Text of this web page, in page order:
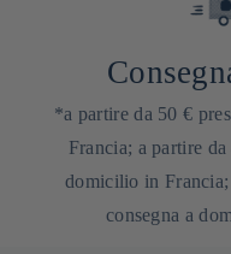
*a partire da 50 €
Francia; a partire
domicilio in
consegna a